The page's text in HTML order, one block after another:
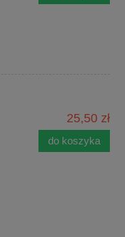
25,50 zł
do koszyka